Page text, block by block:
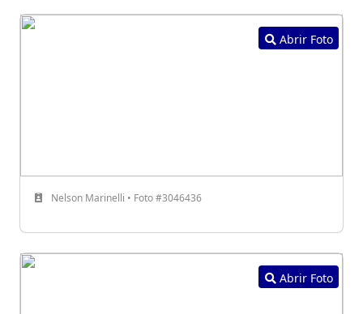
Abrir Foto
Nelson Marinelli • Foto #3046436
Abrir Foto